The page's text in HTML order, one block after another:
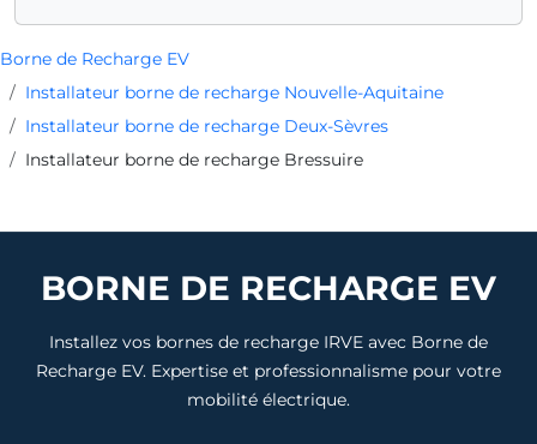
Borne de Recharge EV
Installateur borne de recharge Nouvelle-Aquitaine
Installateur borne de recharge Deux-Sèvres
Installateur borne de recharge Bressuire
BORNE DE RECHARGE EV
Installez vos bornes de recharge IRVE avec Borne de
Recharge EV. Expertise et professionnalisme pour votre
mobilité électrique.